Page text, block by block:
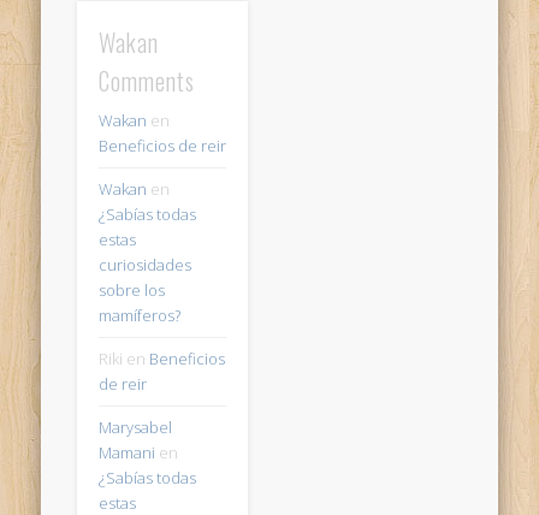
Wakan
Comments
Wakan en
Beneficios de reir
Wakan en
¿Sabías todas
estas
curiosidades
sobre los
mamíferos?
Riki en Beneficios
de reir
Marysabel
Mamani en
¿Sabías todas
estas